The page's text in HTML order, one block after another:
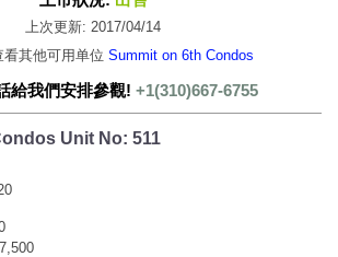
上次更新: 2017/04/14
看其他可用单位 Summit on 6th Condos
給我們安排參觀! +1(310)667-6755
Unit No: 511